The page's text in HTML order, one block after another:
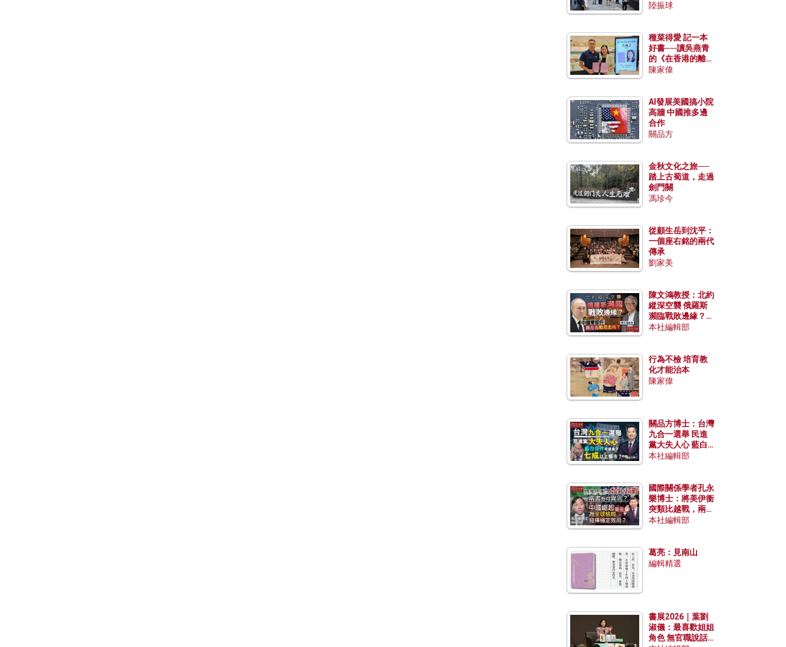
陸振球
種菜得愛 記一本
好書──讀吳燕青
的《在香港的離島
種菜》
陳家偉
AI發展美國搞小院
高牆 中國推多邊
合作
關品方
金秋文化之旅──
踏上古蜀道，走過
劍門關
馮珍今
從顧生岳到沈平：
一個座右銘的兩代
傳承
劉家美
陳文鴻教授：北約
縱深空襲 俄羅斯
瀕臨戰敗邊緣？中
國零部件能左右戰
本社編輯部
行為不檢 培育教
化才能治本
陳家偉
關品方博士：台灣
九合一選舉 民進
黨大失人心 藍白
合作有望拿下七成
本社編輯部
國際關係學者孔永
樂博士：將美伊衝
突類比越戰，兩者
有何異同？中國崛
本社編輯部
葛亮：見南山
編輯精選
書展2026｜葉劉
淑儀：最喜歡姐姐
角色 無官職說話